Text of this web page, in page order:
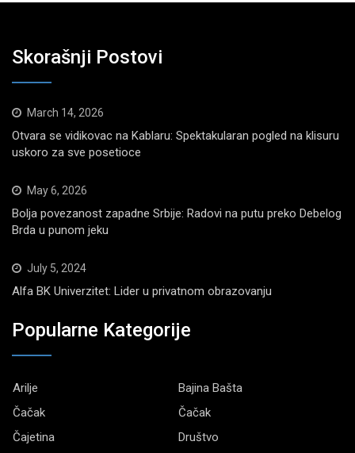
Skorašnji Postovi
March 14, 2026
Otvara se vidikovac na Kablaru: Spektakularan pogled na klisuru
uskoro za sve posetioce
May 6, 2026
Bolja povezanost zapadne Srbije: Radovi na putu preko Debelog
Brda u punom jeku
July 5, 2024
Alfa BK Univerzitet: Lider u privatnom obrazovanju
Popularne Kategorije
Arilje
Bajina Bašta
Čačak
Čačak
Čajetina
Društvo